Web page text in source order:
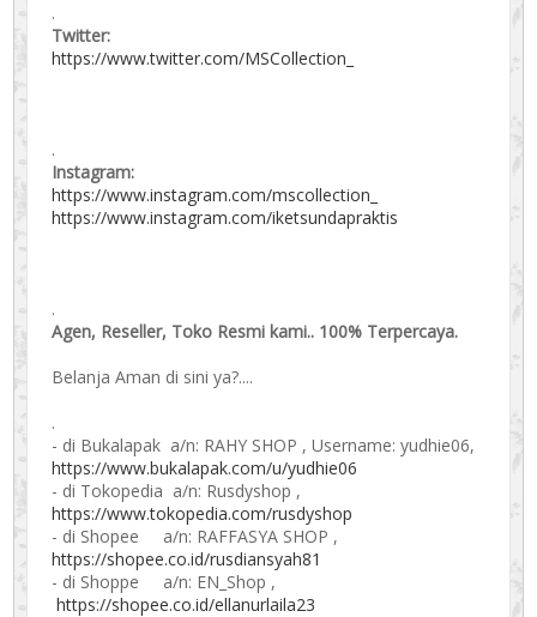
.
Twitter:
https://www.twitter.com/MSCollection_
.
Instagram:
https://www.instagram.com/mscollection_
https://www.instagram.com/iketsundapraktis
.
Agen, Reseller, Toko Resmi kami.. 100% Terpercaya.
Belanja Aman di sini ya?....
.
- di Bukalapak a/n: RAHY SHOP , Username: yudhie06,
https://www.bukalapak.com/u/yudhie06
- di Tokopedia a/n: Rusdyshop ,
https://www.tokopedia.com/rusdyshop
- di Shopee a/n: RAFFASYA SHOP ,
https://shopee.co.id/rusdiansyah81
- di Shoppe a/n: EN_Shop ,
https://shopee.co.id/ellanurlaila23